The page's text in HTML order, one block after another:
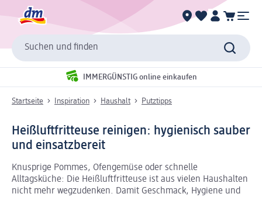
Suchen und finden
IMMERGÜNSTIG online einkaufen
Startseite Inspiration Haushalt Putztipps
Heißluftfritteuse reinigen: hygienisch sauber
und einsatzbereit
Knusprige Pommes, Ofengemüse oder schnelle
Alltagsküche: Die Heißluftfritteuse ist aus vielen Haushalten
nicht mehr wegzudenken. Damit Geschmack, Hygiene und